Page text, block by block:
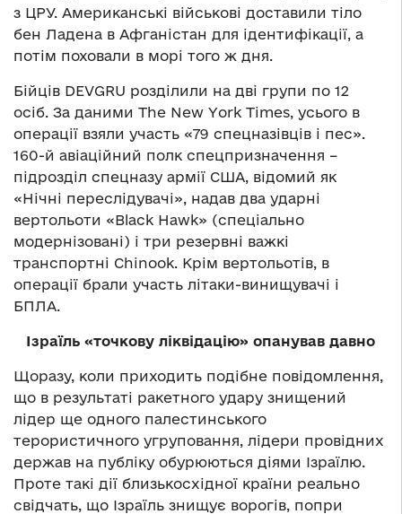
з ЦРУ. Американські військові доставили тіло
бен Ладена в Афганістан для ідентифікації, а
потім поховали в морі того ж дня.
Бійців DEVGRU розділили на дві групи по 12
осіб. За даними The New York Times, усього в
операції взяли участь «79 спецназівців і пес».
160-й авіаційний полк спецпризначення –
підрозділ спецназу армії США, відомий як
«Нічні переслідувачі», надав два ударні
вертольоти «Black Hawk» (спеціально
модернізовані) і три резервні важкі
транспортні Chinook. Крім вертольотів, в
операції брали участь літаки-винищувачі і
БПЛА.
Ізраїль «точкову ліквідацію» опанував давно
Щоразу, коли приходить подібне повідомлення,
що в результаті ракетного удару знищений
лідер ще одного палестинського
терористичного угруповання, лідери провідних
держав на публіку обурюються діями Ізраїлю.
Проте такі дії близькосхідної країни реально
свідчать, що Ізраїль знищує ворогів, попри